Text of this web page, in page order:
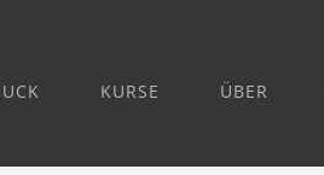
KURSE ÜBER